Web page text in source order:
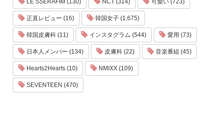
正直レビュー (16) 韓国女子 (1,675)
韓国皮膚科 (11) インスタグラム (544) 愛用 (73)
日本人メンバー (134) 皮膚科 (22) 音楽番組 (45)
Hearts2Hearts (10) NMIXX (109)
SEVENTEEN (470)